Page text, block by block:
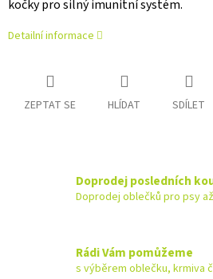
kočky pro silný imunitní systém.
Detailní informace
ZEPTAT SE HLÍDAT SDÍLET
Doprodej posledních
Doprodej oblečků pro psy
Rádi Vám pomůžeme
s výběrem oblečku, krmiva